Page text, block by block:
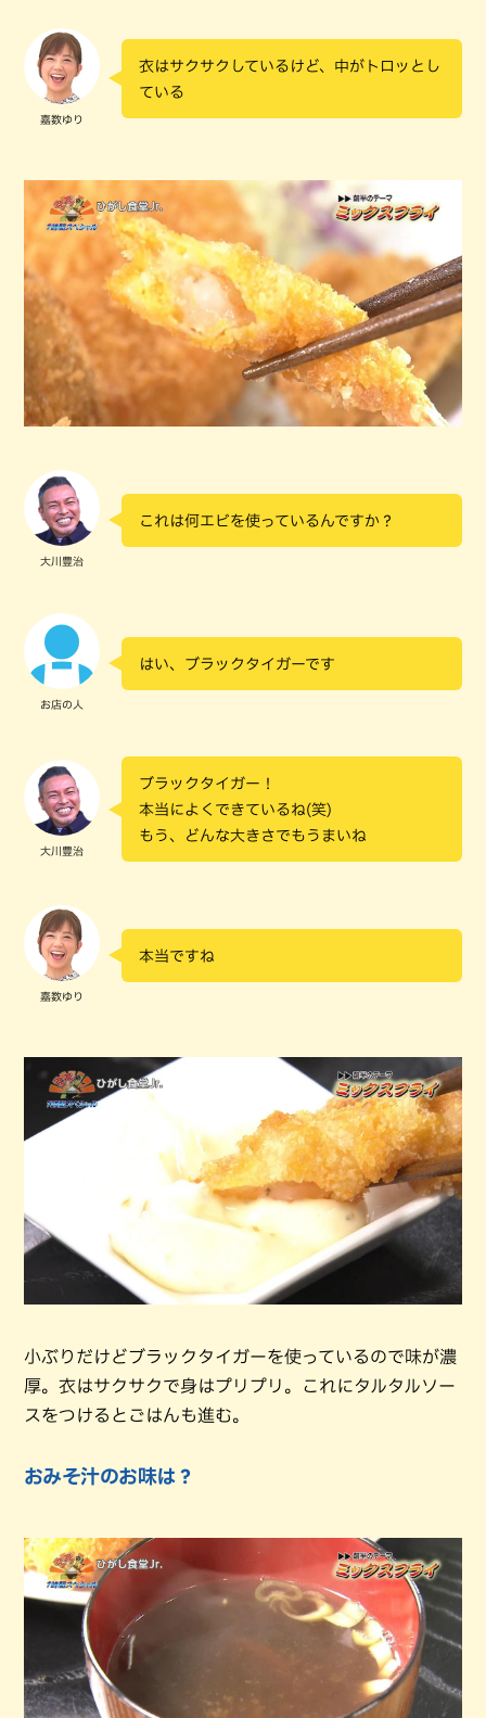
嘉数ゆり
衣はサクサクしているけど、中がトロッとし
ている
大川豊治
これは何エビを使っているんですか？
お店の人
はい、ブラックタイガーです
大川豊治
ブラックタイガー！
本当によくできているね(笑)
もう、どんな大きさでもうまいね
嘉数ゆり
本当ですね
小ぶりだけどブラックタイガーを使っているので味が濃
厚。衣はサクサクで身はプリプリ。これにタルタルソー
スをつけるとごはんも進む。
おみそ汁のお味は？